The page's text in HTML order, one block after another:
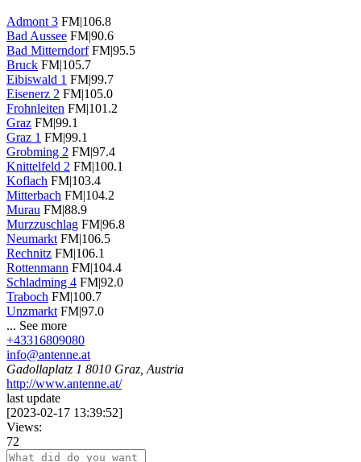
Admont 3 FM|106.8
Bad Aussee FM|90.6
Bad Mitterndorf FM|95.5
Bruck FM|105.7
Eibiswald 1 FM|99.7
Eisenerz 2 FM|105.0
Frohnleiten FM|101.2
Graz FM|99.1
Graz 1 FM|99.1
Grobming 2 FM|97.4
Knittelfeld 2 FM|100.1
Koflach FM|103.4
Mitterbach FM|104.2
Murau FM|88.9
Murzzuschlag FM|96.8
Neumarkt FM|106.5
Rechnitz FM|106.1
Rottenmann FM|104.4
Schladming 4 FM|92.0
Traboch FM|100.7
Unzmarkt FM|97.0
... See more
+43316809080
info@antenne.at
Gadollaplatz 1 8010 Graz, Austria
http://www.antenne.at/
last update
[2023-02-17 13:39:52]
Views:
72